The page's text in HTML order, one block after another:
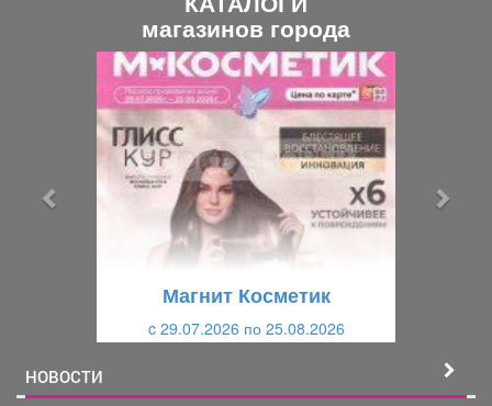
магазинов города
Магнит Косметик
c 29.07.2026 по 25.08.2026
НОВОСТИ